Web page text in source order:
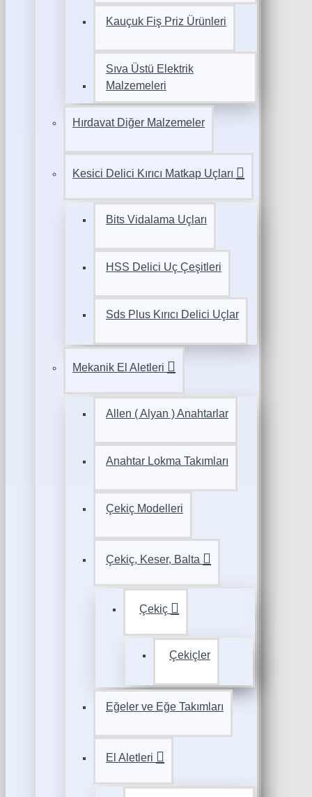
Kauçuk Fiş Priz Ürünleri
Sıva Üstü Elektrik
Malzemeleri
Hırdavat Diğer Malzemeler
Kesici Delici Kırıcı Matkap Uçları
Bits Vidalama Uçları
HSS Delici Uç Çeşitleri
Sds Plus Kırıcı Delici Uçlar
Mekanik El Aletleri
Allen ( Alyan ) Anahtarlar
Anahtar Lokma Takımları
Çekiç Modelleri
Çekiç, Keser, Balta
Çekiç
Çekiçler
Eğeler ve Eğe Takımları
El Aletleri